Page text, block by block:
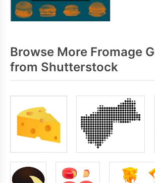
Browse More Fromage
from Shutterstock